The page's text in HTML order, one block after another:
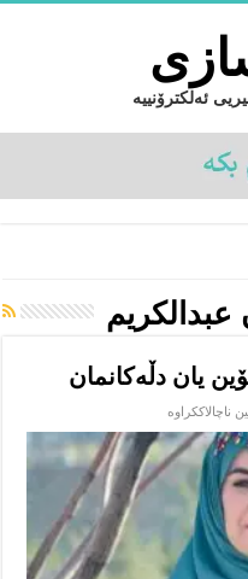
ئەلکترۆنییە
یان دڵەکانمان
ناچالاککراوە
لەجەژن
ماڵەکانمان
بشۆین
دڵەکانمان